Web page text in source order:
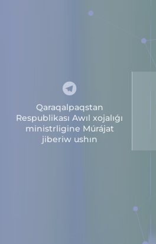
Qaraqalpaqstan
Respublikası Awıl xojalıǵı
ministrligine Múrájat
jiberiw ushın